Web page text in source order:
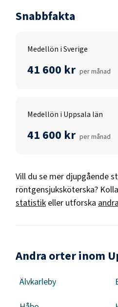
Snabbfakta
Medellön i Sverige
41 600 kr per månad
Medellön i Uppsala län
41 600 kr per månad
Vill du se mer djupgående
röntgensjuksköterska?
statistik eller utforska
Andra orter inom
Älvkarleby